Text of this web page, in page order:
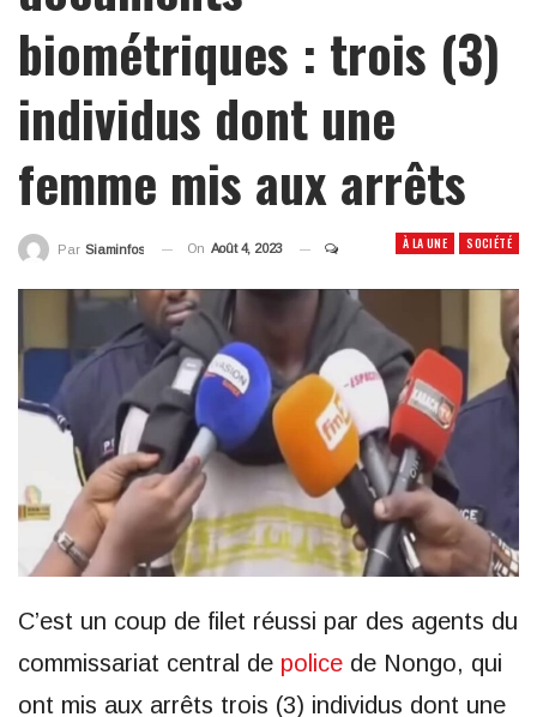
biométriques : trois (3)
individus dont une
femme mis aux arrêts
À LA UNE SOCIÉTÉ
Par Siaminfos On Août 4, 2023
C’est un coup de filet réussi par des agents du
commissariat central de police de Nongo, qui
ont mis aux arrêts trois (3) individus dont une